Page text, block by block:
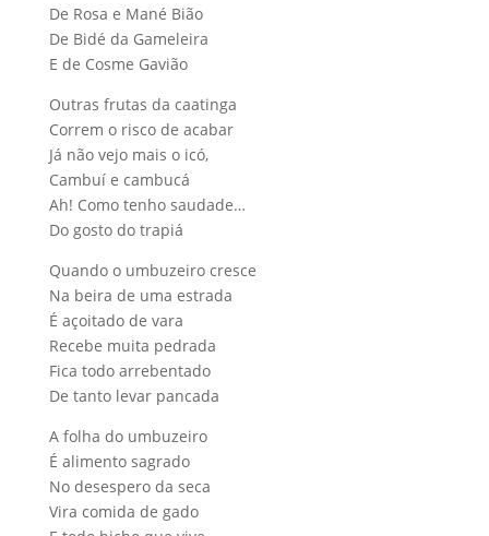
De Rosa e Mané Bião
De Bidé da Gameleira
E de Cosme Gavião
Outras frutas da caatinga
Correm o risco de acabar
Já não vejo mais o icó,
Cambuí e cambucá
Ah! Como tenho saudade…
Do gosto do trapiá
Quando o umbuzeiro cresce
Na beira de uma estrada
É açoitado de vara
Recebe muita pedrada
Fica todo arrebentado
De tanto levar pancada
A folha do umbuzeiro
É alimento sagrado
No desespero da seca
Vira comida de gado